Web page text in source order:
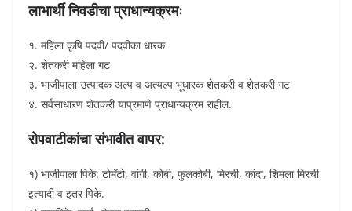
लाभार्थी निवडीचा प्राधान्यक्रमः
१. महिला कृषि पदवी/ पदवीका धारक
२. शेतकरी महिला गट
३. भाजीपाला उत्पादक अल्प व अत्यल्प भूधारक शेतकरी व शेतकरी गट
४. सर्वसाधारण शेतकरी याप्रमाणे प्राधान्यक्रम राहील.
रोपवाटीकांचा संभावीत वापर:
१) भाजीपाला पिके: टोमॅटो, वांगी, कोबी, फुलकोबी, मिरची, कांदा, शिमला मिरची
इत्यादी व इतर पिके.